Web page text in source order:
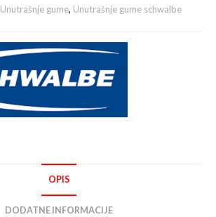
Unutrašnje gume, Unutrašnje gume schwalbe
OPIS
DODATNE INFORMACIJE